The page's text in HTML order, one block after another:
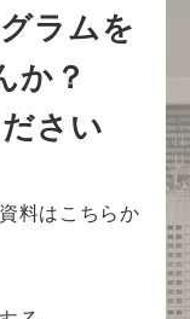
ラムを
か？
さい
料はこちらか